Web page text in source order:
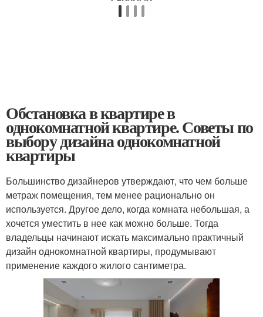
Обстановка в квартире в
однокомнатной квартире. Советы по
выбору дизайна однокомнатной
квартиры
Большинство дизайнеров утверждают, что чем больше
метраж помещения, тем менее рационально он
используется. Другое дело, когда комната небольшая, а
хочется уместить в нее как можно больше. Тогда
владельцы начинают искать максимально практичный
дизайн однокомнатной квартиры, продумывают
применение каждого жилого сантиметра.